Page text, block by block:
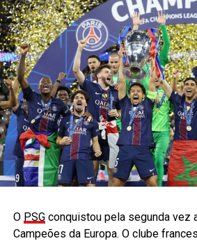
O PSGconquistou pela segunda vez
Campeões da Europa. O clube